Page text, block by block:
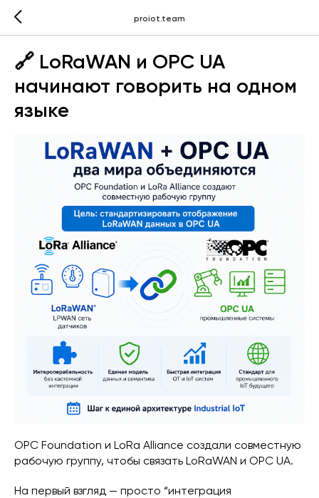
proiot.team
🔗 LoRaWAN и OPC UA
начинают говорить на одном
языке
OPC Foundation и LoRa Alliance создали совместную
рабочую группу, чтобы связать LoRaWAN и OPC UA.
На первый взгляд — просто “интеграция